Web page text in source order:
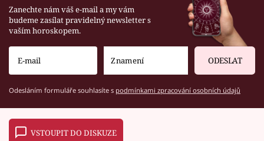
Zanechte nám váš e-mail a my vám
budeme zasílat pravidelný newsletter s
vaším horoskopem.
ODESLAT
Odesláním formuláře souhlasíte s podmínkami zpracování osobních údajů
VSTOUPIT DO DISKUZE